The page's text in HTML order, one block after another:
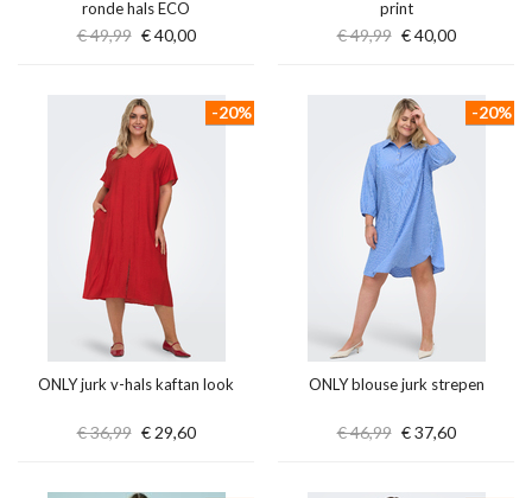
ronde hals ECO
€ 49,99 € 40,00
print
€ 49,99 € 40,00
ONLY jurk v-hals kaftan look
€ 36,99 € 29,60
-20%
ONLY blouse jurk strepen
€ 46,99 € 37,60
-20%